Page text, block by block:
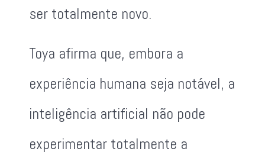
ser totalmente novo.
Toya afirma que, embora a
experiência humana seja notável, a
inteligência artificial não pode
experimentar totalmente a